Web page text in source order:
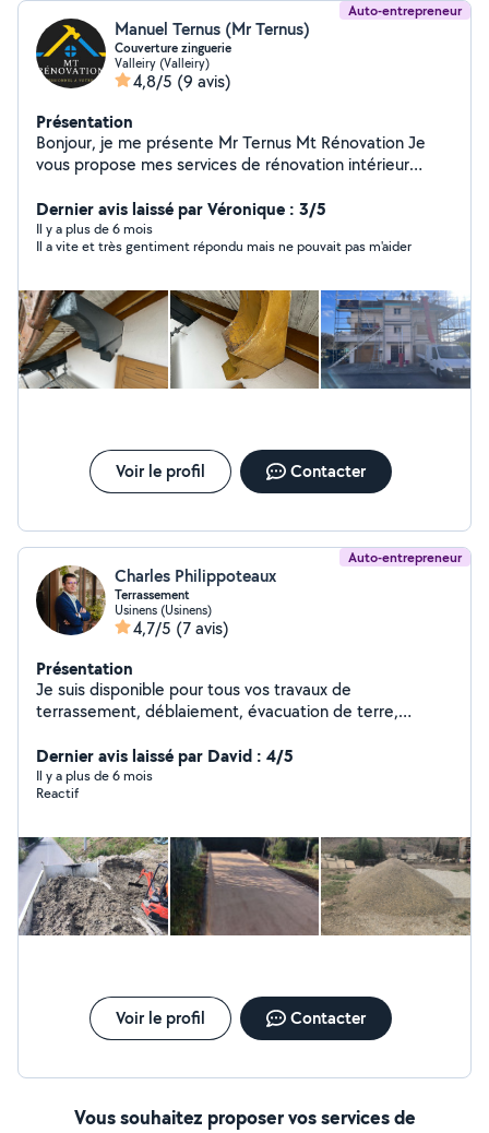
Auto-entrepreneur
Manuel Ternus (Mr Ternus)
Couverture zinguerie
Valleiry (Valleiry)
4,8/5 (9 avis)
Présentation
Bonjour, je me présente Mr Ternus Mt Rénovation Je
vous propose mes services de rénovation intérieur
toiture des Moussages, toiture hydrofuge Travaux de
toiture, étanchéité Ravalement de façade, peinture
intérieur extérieur, boiseries volets Habillage,
déplacement gratuit travaux soigné intervention rapide
Pour toute demande de travaux, n'hésitez pas à me
contacter MT rénovation Pour des rénovations, au-delà
de votre imagination
Dernier avis laissé par Véronique : 3/5
Il y a plus de 6 mois
Il a vite et très gentiment répondu mais ne pouvait pas m'aider
Voir le profil Contacter
Auto-entrepreneur
Charles Philippoteaux
Terrassement
Usinens (Usinens)
4,7/5 (7 avis)
Présentation
Je suis disponible pour tous vos travaux de
terrassement, déblaiement, évacuation de terre,
ampiroll 7T5 Je peux détecter vos réseaux extérieurs
(élec + tél) ainsi que les préparer (vérification avant
passage fibre/tel)
Dernier avis laissé par David : 4/5
Il y a plus de 6 mois
Reactif
Voir le profil Contacter
Vous souhaitez proposer vos services de